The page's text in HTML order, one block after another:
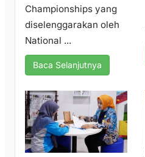
Championships yang
diselenggarakan oleh
National ...
Baca Selanjutnya